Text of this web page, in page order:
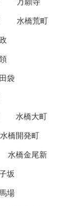
水橋荒町
袋
水橋大町
水橋開発町
水橋金尾新
坂
場